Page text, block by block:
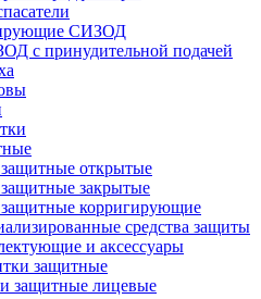
СИЗОД
с принудительной подачей
открытые
закрытые
корригирующие
средства защиты
и аксессуары
защитные
защитные лицевые